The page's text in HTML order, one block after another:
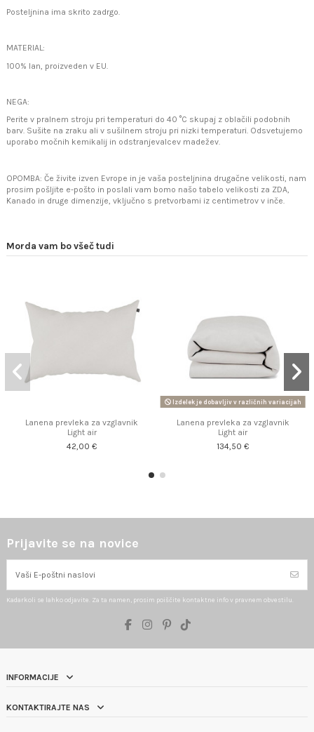
Posteljnina ima skrito zadrgo.
MATERIAL:
100% lan, proizveden v EU.
NEGA:
Perite v pralnem stroju pri temperaturi do 40 °C skupaj z oblačili podobnih
barv. Sušite na zraku ali v sušilnem stroju pri nizki temperaturi. Odsvetujemo
uporabo močnih kemikalij in odstranjevalcev madežev.
OPOMBA: Če živite izven Evrope in je vaša posteljnina drugačne velikosti, nam
prosim pošljite e-pošto in poslali vam bomo našo tabelo velikosti za ZDA,
Kanado in druge dimenzije, vključno s pretvorbami iz centimetrov v inče.
Morda vam bo všeč tudi
Lanena prevleka za vzglavnik
Light air
42,00 €
Izdelek je dobavljiv v različnih variacijah
Lanena prevleka za vzglavnik
Light air
134,50 €
Prijavite se na novice
Kadarkoli se lahko odjavite. Za ta namen, prosim poiščite kontaktne info v pravnem obvestilu.
INFORMACIJE
KONTAKTIRAJTE NAS